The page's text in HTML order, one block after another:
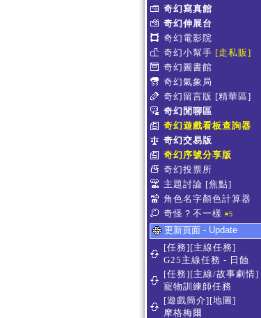
奇幻寫真館
奇幻伸展台
奇幻電影院
奇幻小幫手 [走私販]
奇幻圖書館
奇幻氣象局
奇幻留言版 [精華區]
奇幻閒聊區
奇幻遊戲看板查詢器
奇幻交易版
奇幻序號分享版
奇幻投票所
主題討論 [焦點]
角色名字顏色計算器
奇怪？不一樣 #5
更新頁面 - Update
[任務][主線任務]
G25主線任務 - 日蝕
[任務][主線/故事劇情]
寵物訓練師任務
[遊戲簡介][地圖]
摩格梅爾